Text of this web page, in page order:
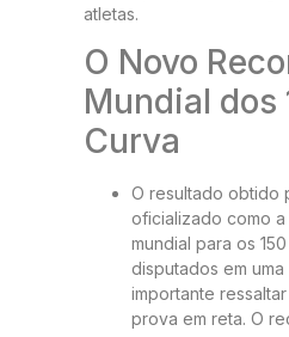
atletas.
O Novo
Mundial dos
Curva
O resultado obtido
oficializado como a
mundial para os
disputados em
importante
prova em reta. O